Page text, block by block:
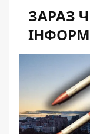
ЗАРАЗ